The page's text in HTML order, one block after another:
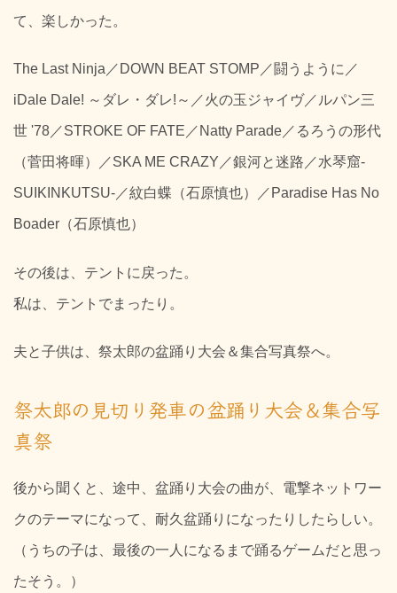
て、楽しかった。
The Last Ninja／DOWN BEAT STOMP／闘うように／
iDale Dale! ～ダレ・ダレ!～／火の玉ジャイヴ／ルパン三
世 '78／STROKE OF FATE／Natty Parade／るろうの形代
（菅田将暉）／SKA ME CRAZY／銀河と迷路／水琴窟-
SUIKINKUTSU-／紋白蝶（石原慎也）／Paradise Has No
Boader（石原慎也）
その後は、テントに戻った。
私は、テントでまったり。
夫と子供は、祭太郎の盆踊り大会＆集合写真祭へ。
祭太郎の見切り発車の盆踊り大会＆集合写
真祭
後から聞くと、途中、盆踊り大会の曲が、電撃ネットワー
クのテーマになって、耐久盆踊りになったりしたらしい。
（うちの子は、最後の一人になるまで踊るゲームだと思っ
たそう。）